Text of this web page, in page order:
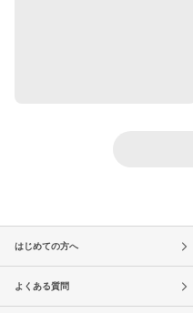
はじめての方へ
よくある質問